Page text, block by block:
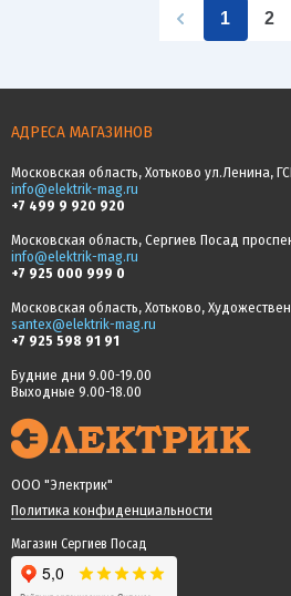
1 2
АДРЕСА МАГАЗИНОВ
Московская область, Хотьково ул.Ленина,
info@elektrik-mag.ru
+7 499 9 920 920
Московская область, Сергиев Посад
info@elektrik-mag.ru
+7 925 000 999 0
Московская область, Хотьково,
santex@elektrik-mag.ru
+7 925 598 91 91
Будние дни 9.00-19.00
Выходные 9.00-18.00
ООО "Электрик"
Политика конфиденциальности
Магазин Сергиев Посад